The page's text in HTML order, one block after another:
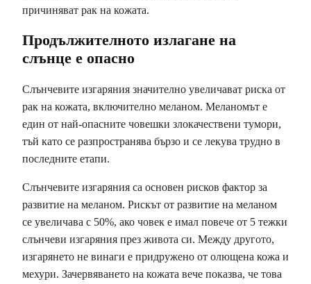
причиняват рак на кожата.
Продължителното излагане на
слънце е опасно
Слънчевите изгаряния значително увеличават риска от
рак на кожата, включително меланом. Меланомът е
един от най-опасните човешки злокачествени тумори,
тъй като се разпространява бързо и се лекува трудно в
последните етапи.
Слънчевите изгаряния са основен рисков фактор за
развитие на меланом. Рискът от развитие на меланом
се увеличава с 50%, ако човек е имал повече от 5 тежки
слънчеви изгаряния през живота си. Между другото,
изгарянето не винаги е придружено от олющена кожа и
мехури. Зачервяването на кожата вече показва, че това